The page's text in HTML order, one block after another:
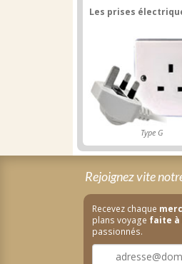
Les prises
Type G
Rejoignez vite
Recevez chaque
plans voyage faite à
passionnés.